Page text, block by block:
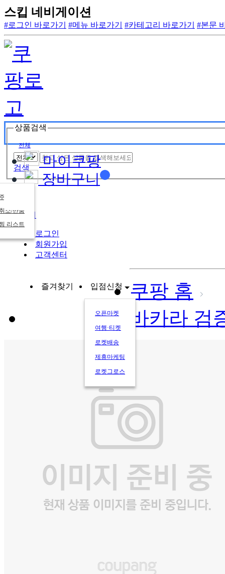
스킵 네비게이션
#로그인 바로가기 #메뉴 바로가기 #카테고리 바로가기 #본문
상품검색
전체
검색 마이쿠팡
문목록
소/반품
리스트
장바구니
카테고리
로그인
회원가입
고객센터
즐겨찾기 입점신청
오픈마켓
여행·티켓
로켓배송
제휴마케팅
로켓그로스
쿠팡 홈
바카라 검